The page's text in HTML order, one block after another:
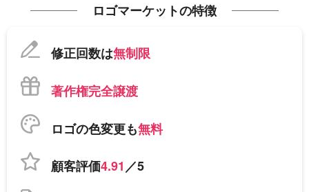
ロゴマーケットの特徴
修正回数は無制限
著作権完全譲渡
ロゴの色変更も無料
顧客評価4.91／5